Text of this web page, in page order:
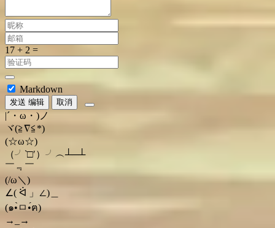
Markdown
发送 编辑 取消
|´・ω・)ノ
ヾ(≧∇≦*)ゝ
(☆ω☆)
（╯‵□′）╯︵┴─┴
￣﹃￣
(/ω＼)
∠( ᐛ 」∠)＿
(๑•̀ㅁ•́ฅ)
→_→